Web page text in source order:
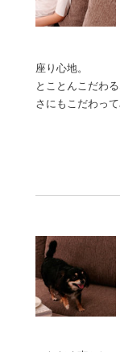
座り心地。
とことんこだわ
さにもこだわっ